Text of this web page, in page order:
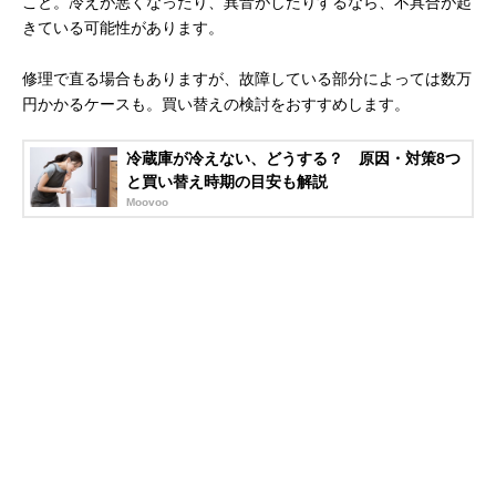
きている可能性があります。
修理で直る場合もありますが、故障している部分によっては数万
円かかるケースも。買い替えの検討をおすすめします。
冷蔵庫が冷えない、どうする？ 原因・対策8つ
と買い替え時期の目安も解説
Moovoo